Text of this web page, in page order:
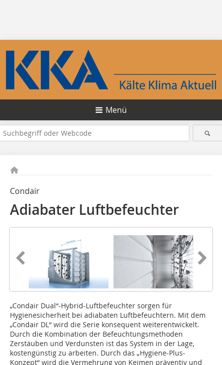
Menü
Condair
Adiabater Luftbefeuchter
„Condair Dual“-Hybrid-Luftbe­feuchter sorgen für
Hygienesicherheit bei adiabaten Luftbefeuchtern. Mit dem
„Cond­air DL“ wird die Serie konsequent weiterentwickelt.
Durch die Kom­bination der Befeuchtungsmethoden
Zerstäuben und Verdunsten ist das System in der Lage,
kostengünstig zu arbeiten. Durch das „Hygiene-Plus-
Konzept“ wird die Vermehrung von Keimen präventiv und